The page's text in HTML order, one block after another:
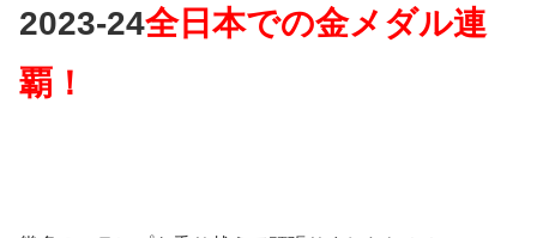
2023-24全日本での金メダル連
覇！